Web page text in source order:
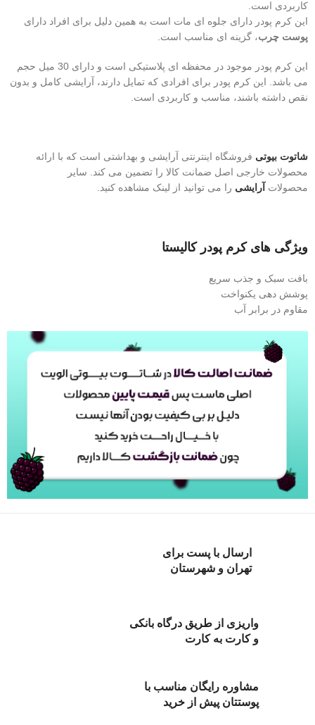
کاربردی است.
این کرم پودر دارای جلوه‌ ای مات است به همین دلیل برای افراد دارای
پوست چرب، گزینه‌ ای مناسب است.
این کرم پودر موجود در محفظه ای پلاستیکی است و دارای 30 میل حجم
می باشد. این کرم پودر برای افرادی که تمایل دارند، آرایشی کامل و بدون
نقص داشته باشند، مناسب و کاربردی است.
شاتوت بیوتی فروشگاه اینترنتی آرایشی و بهداشتی است که با ارائه
محصولات خارجی اصل ضمانت کالا را تضمین می کند. سایر
محصولات آرایشی را می توانید از لینک مشاهده کنید.
ویژگی های کرم پودر کالیستا
بافت سبک و جذب سریع
پوشش دهی یکنواخت
مقاوم در برابر آب
ارسال با پست برای
تهران و شهرستان
واریزی از طریق درگاه بانکی
و کارت به کارت
مشاوره رایگان مناسب با
پوستتان پیش از خرید